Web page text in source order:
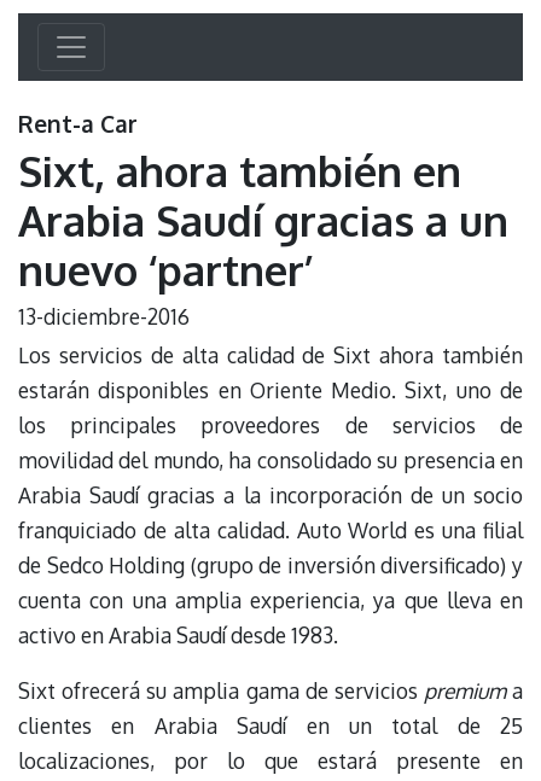
Rent-a Car
Sixt, ahora también en
Arabia Saudí gracias a un
nuevo ‘partner’
13-diciembre-2016
Los servicios de alta calidad de Sixt ahora también
estarán disponibles en Oriente Medio. Sixt, uno de
los principales proveedores de servicios de
movilidad del mundo, ha consolidado su presencia en
Arabia Saudí gracias a la incorporación de un socio
franquiciado de alta calidad. Auto World es una filial
de Sedco Holding (grupo de inversión diversificado) y
cuenta con una amplia experiencia, ya que lleva en
activo en Arabia Saudí desde 1983.
Sixt ofrecerá su amplia gama de servicios premiuma
clientes en Arabia Saudí en un total de 25
localizaciones, por lo que estará presente en